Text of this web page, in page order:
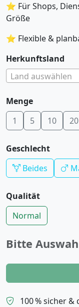
⭐ Für Shops,
Größe
⭐ Flexible &
Herkunftsland
Land auswählen
Menge
1
5 10 20
Geschlecht
Beides
Qualität
Normal
Bitte
100 % sicher &